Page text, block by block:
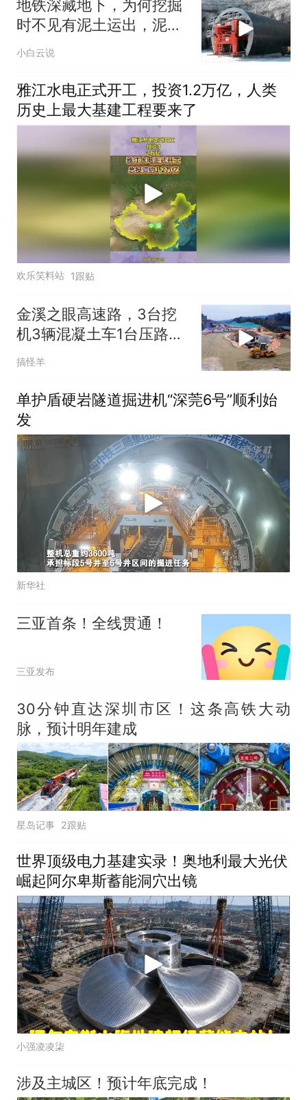
地铁深藏地下，为何挖掘
时不见有泥土运出，泥土
都到哪里去了？
小白云说
雅江水电正式开工，投资1.2万亿，人类
历史上最大基建工程要来了
欢乐笑料站 1跟贴
金溪之眼高速路，3台挖
机3辆混凝土车1台压路车
20个工人
搞怪羊
单护盾硬岩隧道掘进机“深莞6号”顺利始
发
新华社
三亚首条！全线贯通！
三亚发布
30分钟直达深圳市区！这条高铁大动
脉，预计明年建成
星岛记事 2跟贴
世界顶级电力基建实录！奥地利最大光伏
崛起阿尔卑斯蓄能洞穴出镜
小强凌凌柒
涉及主城区！预计年底完成！